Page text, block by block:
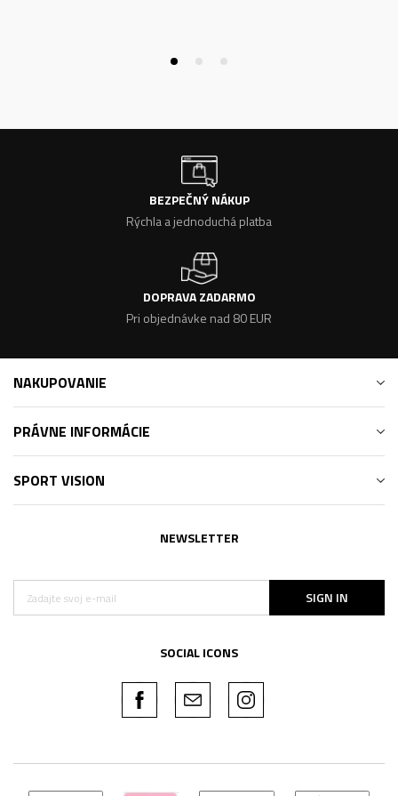
BEZPEČNÝ NÁKUP
Rýchla a jednoduchá platba
DOPRAVA ZADARMO
Pri objednávke nad 80 EUR
NAKUPOVANIE
PRÁVNE INFORMÁCIE
SPORT VISION
NEWSLETTER
SIGN IN
SOCIAL ICONS